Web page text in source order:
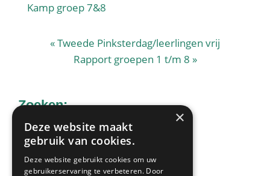
Kamp groep 7&8
«Tweede Pinksterdag/leerlingen vrij
Rapport groepen 1 t/m 8 »
Zoeken:
Zoek
op
×
Deze website maakt
gebruik van cookies.
Deze website gebruikt cookies om uw
gebruikerservaring te verbeteren. Door